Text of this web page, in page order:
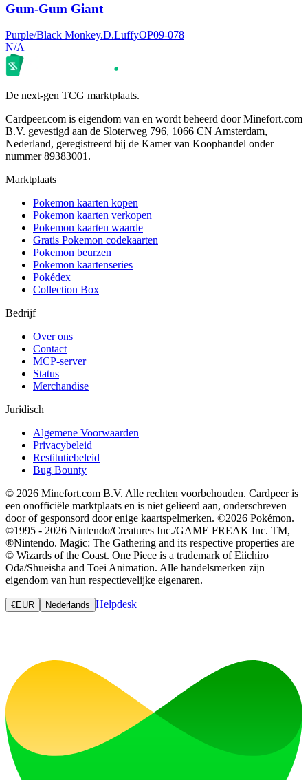
Gum-Gum Giant
Purple/Black Monkey.D.LuffyOP09-078
N/A
De next-gen TCG marktplaats.
Cardpeer.com is eigendom van en wordt beheerd door Minefort.com
B.V. gevestigd aan de Sloterweg 796, 1066 CN Amsterdam,
Nederland, geregistreerd bij de Kamer van Koophandel onder
nummer 89383001.
Marktplaats
Pokemon kaarten kopen
Pokemon kaarten verkopen
Pokemon kaarten waarde
Gratis Pokemon codekaarten
Pokemon beurzen
Pokemon kaartenseries
Pokédex
Collection Box
Bedrijf
Over ons
Contact
MCP-server
Status
Merchandise
Juridisch
Algemene Voorwaarden
Privacybeleid
Restitutiebeleid
Bug Bounty
© 2026 Minefort.com B.V. Alle rechten voorbehouden. Cardpeer is
een onofficiële marktplaats en is niet gelieerd aan, onderschreven
door of gesponsord door enige kaartspelmerken. ©2026 Pokémon.
©1995 - 2026 Nintendo/Creatures Inc./GAME FREAK Inc. TM,
®Nintendo. Magic: The Gathering and its respective properties are
© Wizards of the Coast. One Piece is a trademark of Eiichiro
Oda/Shueisha and Toei Animation. Alle handelsmerken zijn
eigendom van hun respectievelijke eigenaren.
€EUR Nederlands Helpdesk